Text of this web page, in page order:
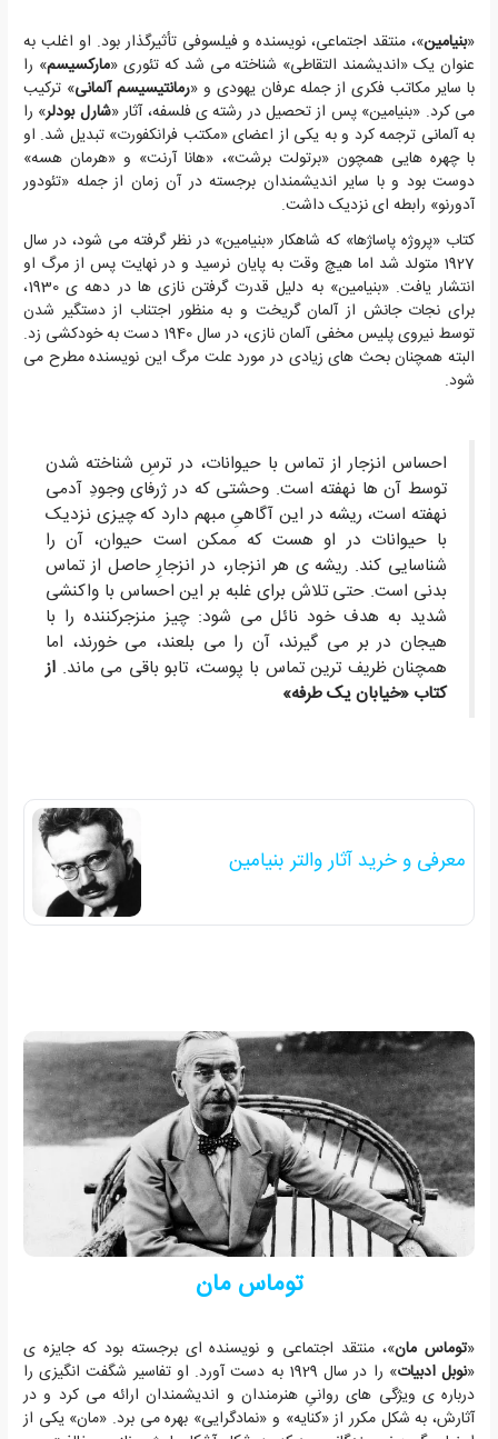
«بنیامین»، منتقد اجتماعی، نویسنده و فیلسوفی تأثیرگذار بود. او اغلب به
عنوان یک «اندیشمند التقاطی» شناخته می شد که تئوری «مارکسیسم» را
با سایر مکاتب فکری از جمله عرفان یهودی و «رمانتیسیسم آلمانی» ترکیب
می کرد. «بنیامین» پس از تحصیل در رشته ی فلسفه، آثار «شارل بودلر» را
به آلمانی ترجمه کرد و به یکی از اعضای «مکتب فرانکفورت» تبدیل شد. او
با چهره هایی همچون «برتولت برشت»، «هانا آرنت» و «هرمان هسه»
دوست بود و با سایر اندیشمندان برجسته در آن زمان از جمله «تئودور
آدورنو» رابطه ای نزدیک داشت.
کتاب «پروژه پاساژها» که شاهکار «بنیامین» در نظر گرفته می شود، در سال
1927 متولد شد اما هیچ وقت به پایان نرسید و در نهایت پس از مرگ او
انتشار یافت. «بنیامین» به دلیل قدرت گرفتن نازی ها در دهه ی 1930،
برای نجات جانش از آلمان گریخت و به منظور اجتناب از دستگیر شدن
توسط نیروی پلیس مخفی آلمان نازی، در سال 1940 دست به خودکشی زد.
البته همچنان بحث های زیادی در مورد علت مرگ این نویسنده مطرح می
شود.
احساس انزجار از تماس با حیوانات، در ترسِ شناخته شدن
توسط آن ها نهفته است. وحشتی که در ژرفای وجودِ آدمی
نهفته است، ریشه در این آگاهیِ مبهم دارد که چیزی نزدیک
با حیوانات در او هست که ممکن است حیوان، آن را
شناسایی کند. ریشه ی هر انزجار، در انزجارِ حاصل از تماس
بدنی است. حتی تلاش برای غلبه بر این احساس با واکنشی
شدید به هدف خود نائل می شود: چیز منزجرکننده را با
هیجان در بر می گیرند، آن را می بلعند، می خورند، اما
همچنان ظریف ترین تماس با پوست، تابو باقی می ماند. از
کتاب «خیابان یک طرفه»
معرفی و خرید آثار والتر بنیامین
توماس مان
«توماس مان»، منتقد اجتماعی و نویسنده ای برجسته بود که جایزه ی
«نوبل ادبیات
» را در سال 1929 به دست آورد. او تفاسیر شگفت انگیزی را
درباره ی ویژگی های روانیِ هنرمندان و اندیشمندان ارائه می کرد و در
آثارش، به شکل مکرر از «کنایه» و «نمادگرایی» بهره می برد. «مان» یکی از